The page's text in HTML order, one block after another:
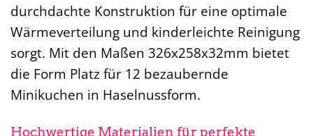
durchdachte Konstruktion für eine optimale
Wärmeverteilung und kinderleichte Reinigung
sorgt. Mit den Maßen 326x258x32mm bietet
die Form Platz für 12 bezaubernde
Minikuchen in Haselnussform.
Hochwertige Materialien für perfekte